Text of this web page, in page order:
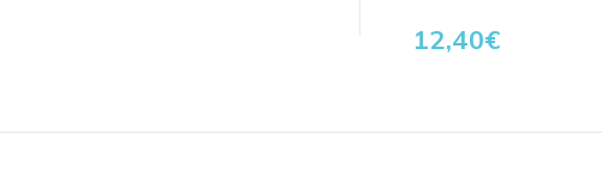
12,40€